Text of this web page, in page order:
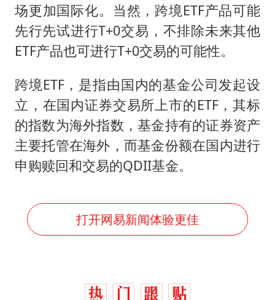
场更加国际化。当然，跨境ETF产品可能
先行先试进行T+0交易，不排除未来其他
ETF产品也可进行T+0交易的可能性。
跨境ETF，是指由国内的基金公司发起设
立，在国内证券交易所上市的ETF，其标
的指数为海外指数，基金持有的证券资产
主要托管在海外，而基金份额在国内进行
申购赎回和交易的QDII基金。
打开网易新闻体验更佳